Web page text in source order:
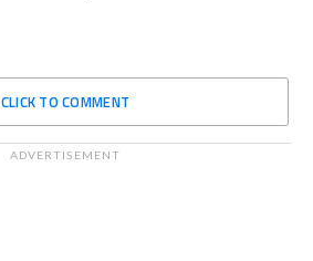
CLICK TO COMMENT
ADVERTISEMENT